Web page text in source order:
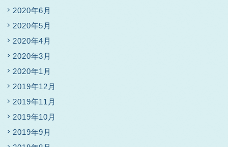
2020年6月
2020年5月
2020年4月
2020年3月
2020年1月
2019年12月
2019年11月
2019年10月
2019年9月